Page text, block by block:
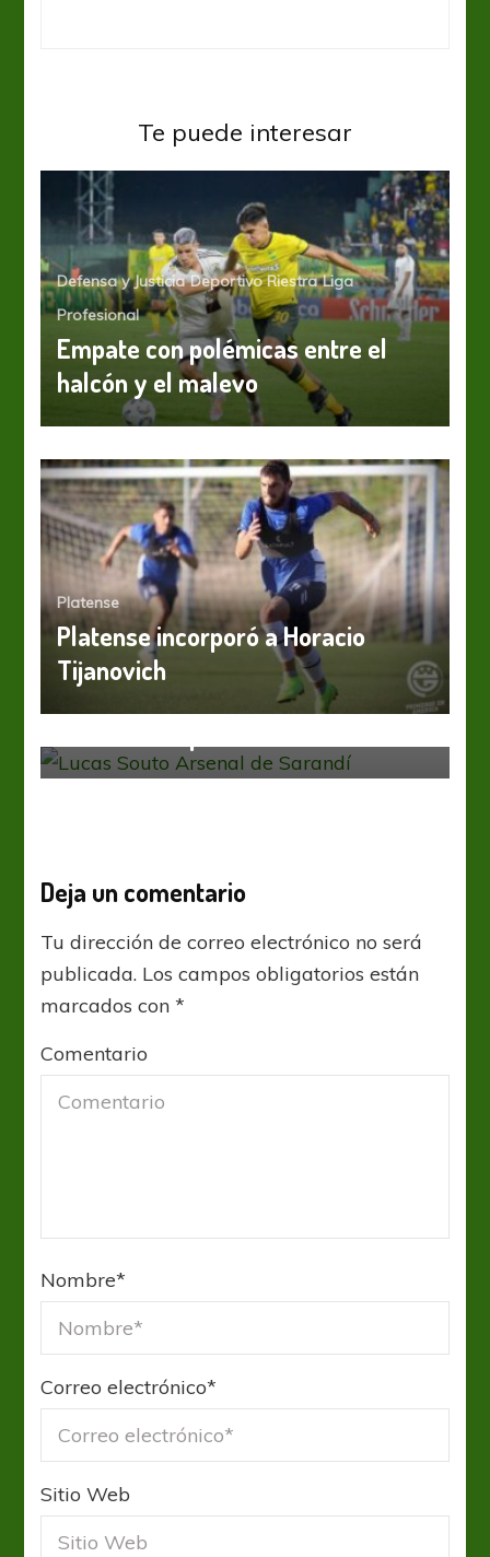
Te puede interesar
Defensa y Justicia Deportivo Riestra Liga
Profesional
Empate con polémicas entre el
halcón y el malevo
Platense
Platense incorporó a Horacio
Tijanovich
Arsenal Liga Profesional
Arsenal de Sarandí presentó a su
incorporación número 12 en el
Deja un comentario
Tu dirección de correo electrónico no será
publicada. Los campos obligatorios están
marcados con*
Comentario
Nombre*
Correo electrónico*
Sitio Web